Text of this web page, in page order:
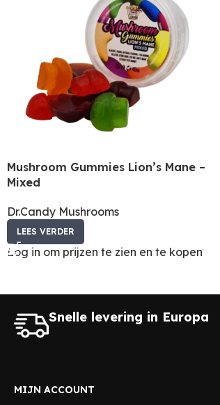
Mushroom Gummies Lion’s Mane –
Mixed
Dr.Candy Mushrooms
LEES VERDER
Log in om prijzen te zien en te kopen
Snelle levering in Europa
MIJN ACCOUNT